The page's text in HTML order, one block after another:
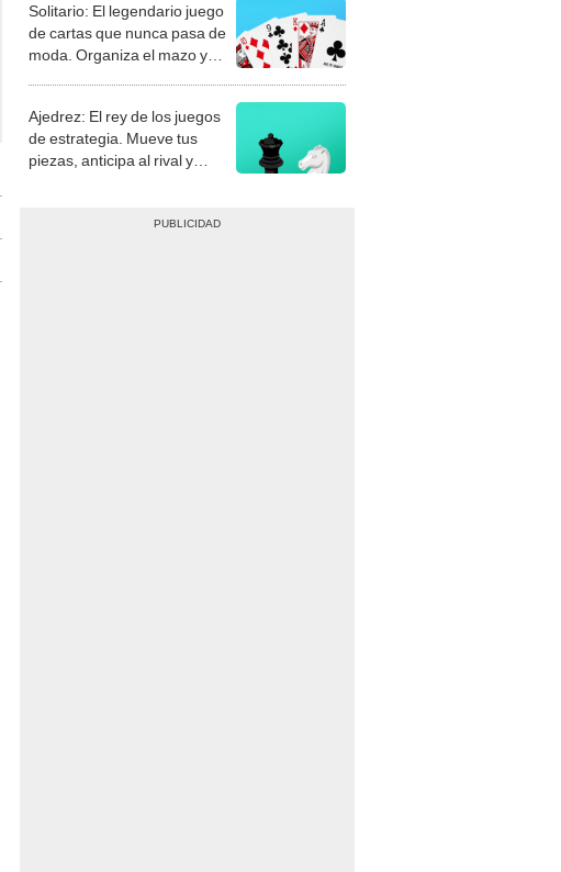
Solitario: El legendario juego
de cartas que nunca pasa de
moda. Organiza el mazo y
Ajedrez: El rey de los juegos
de estrategia. Mueve tus
piezas, anticipa al rival y